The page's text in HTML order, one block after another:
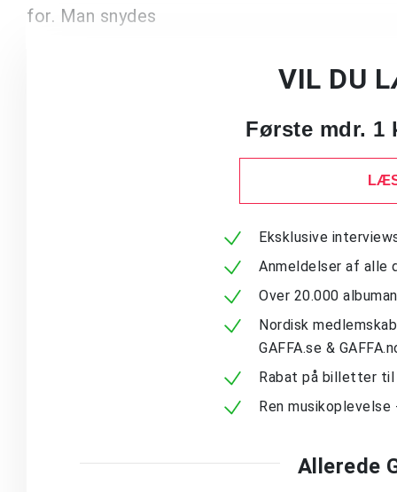
for. Man snydes
VIL DU
Første mdr.
Eksklusive
Anmeldelser af alle
Over 20.000
Nordisk
GAFFA.se &
Rabat på billetter
Ren
Allerede